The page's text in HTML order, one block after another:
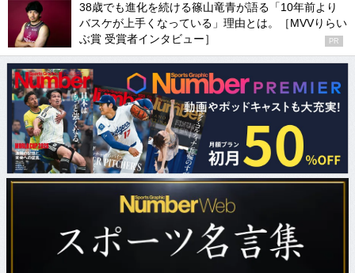
38歳でも進化を続ける篠山竜青が語る「10年前より
バスケが上手くなっている」理由とは。［MVVりらい
ぶ賞 受賞者インタビュー］
PR